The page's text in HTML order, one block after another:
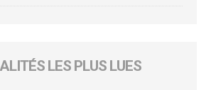
LES PLUS LUES